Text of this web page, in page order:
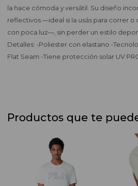
la hace cómoda y versátil. Su diseño
reflectivos —ideal si la usás para correr o
con poca luz—, sin perder un estilo
Detalles: -Poliester con elastano -
Flat Seam -Tiene protección solar UV
Productos que te